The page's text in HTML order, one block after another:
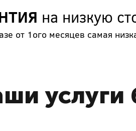
на низкую
от 1ого месяцев самая
услуги